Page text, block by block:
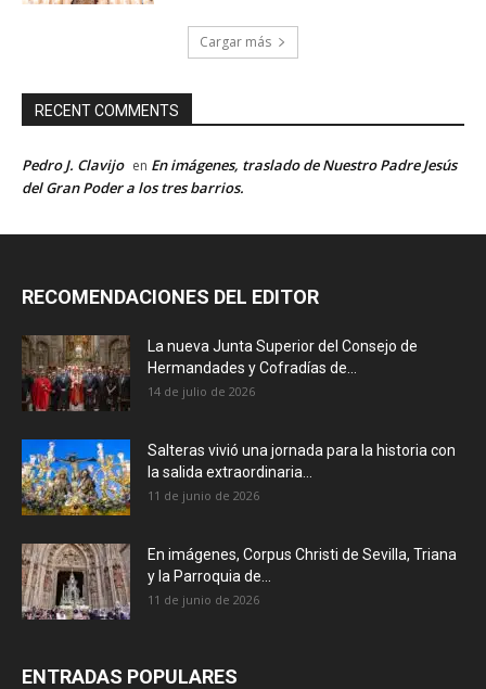
Cargar más
RECENT COMMENTS
Pedro J. Clavijo en En imágenes, traslado de Nuestro Padre Jesús
del Gran Poder a los tres barrios.
RECOMENDACIONES DEL EDITOR
La nueva Junta Superior del Consejo de
Hermandades y Cofradías de...
14 de julio de 2026
Salteras vivió una jornada para la historia con
la salida extraordinaria...
11 de junio de 2026
En imágenes, Corpus Christi de Sevilla, Triana
y la Parroquia de...
11 de junio de 2026
ENTRADAS POPULARES